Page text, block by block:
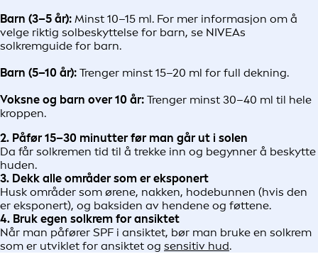
Barn (3–5 år): Minst 10–15 ml. For mer informasjon om å
velge riktig solbeskyttelse for barn, se NIVEAs
solkremguide for barn.
Barn (5–10 år): Trenger minst 15–20 ml for full dekning.
Voksne og barn over 10 år: Trenger minst 30–40 ml til hele
kroppen.
2. Påfør 15–30 minutter før man går ut i solen
Da får solkremen tid til å trekke inn og begynner å beskytte
huden.
3. Dekk alle områder som er eksponert
Husk områder som ørene, nakken, hodebunnen (hvis den
er eksponert), og baksiden av hendene og føttene.
4. Bruk egen solkrem for ansiktet
Når man påfører SPF i ansiktet, bør man bruke en solkrem
som er utviklet for ansiktet og sensitiv hud.